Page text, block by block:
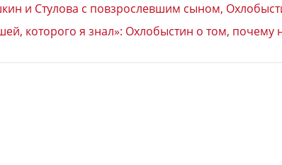
и Стулова с повзрослевшим сыном,
которого я знал»: Охлобыстин о том,